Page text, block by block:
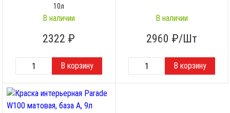
10л
В наличии
2322 ₽
В наличии
2960 ₽/Шт